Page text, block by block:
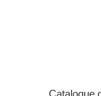
Catalogue